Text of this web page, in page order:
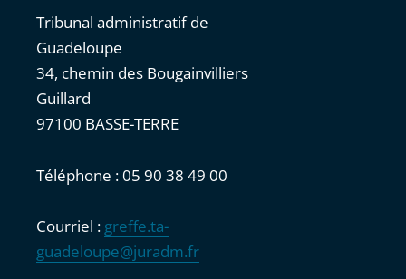
Tribunal administratif de
Guadeloupe
34, chemin des Bougainvilliers
Guillard
97100 BASSE-TERRE
Téléphone : 05 90 38 49 00
Courriel : greffe.ta-
guadeloupe@juradm.fr